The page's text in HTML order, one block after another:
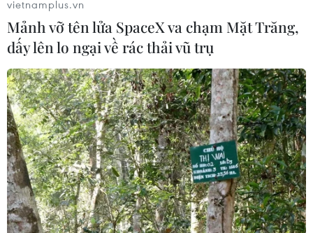
Tiến hành vớt và tiêu hủy lợn chết bị vứt ra
sông suối
13/06/2019 10:28
Cơ quan chức năng thành phố Biên Hòa, tỉnh Đồng Nai
tiến hành vớt, tiêu hủy số lợn chết do người dân vứt
xuống suối Chùa, đoạn thuộc khu phố 6, phường Long
Bình, thành phố Biên Hòa.
vietnamplus.vn
Mảnh vỡ tên lửa SpaceX va chạm Mặt Trăng,
dấy lên lo ngại về rác thải vũ trụ